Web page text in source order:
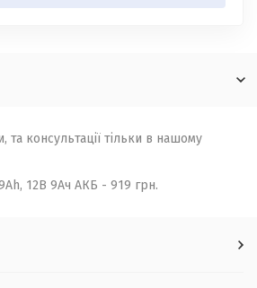
та консультації тільки в нашому
12В 9Ач АКБ - 919 грн.